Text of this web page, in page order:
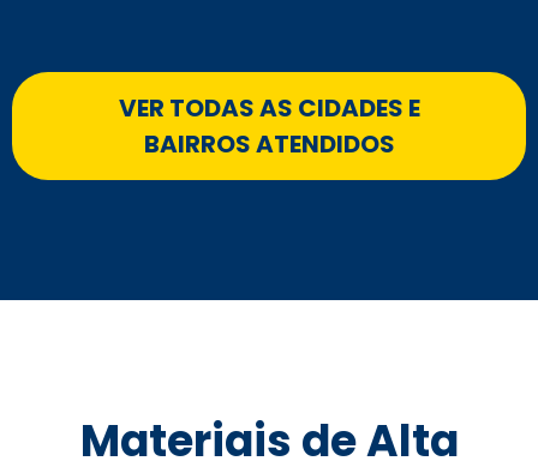
VER TODAS AS CIDADES E
BAIRROS ATENDIDOS
Materiais de Alta